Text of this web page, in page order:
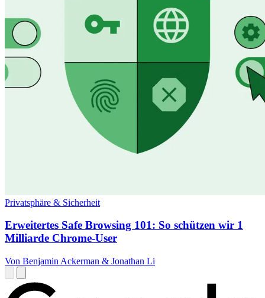
Privatsphäre & Sicherheit
Erweitertes Safe Browsing 101: So schützen wir 1
Milliarde Chrome-User
Von Benjamin Ackerman & Jonathan Li